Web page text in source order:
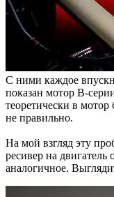
С ними каждое
показан мотор B-
теоретически в мотор
не правильно.
На мой взгляд эту
ресивер на
аналогичное.